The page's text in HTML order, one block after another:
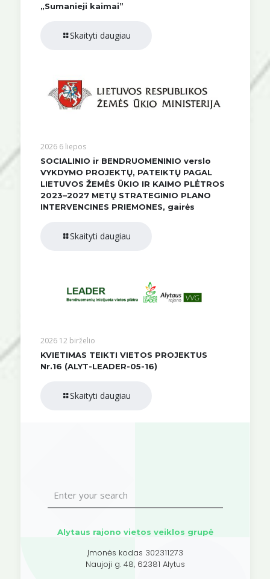
„Sumanieji kaimai”
Skaityti daugiau
2026 6 liepos
SOCIALINIO ir BENDRUOMENINIO verslo
VYKDYMO PROJEKTŲ, PATEIKTŲ PAGAL
LIETUVOS ŽEMĖS ŪKIO IR KAIMO PLĖTROS
2023–2027 METŲ STRATEGINIO PLANO
INTERVENCINES PRIEMONES, gairės
Skaityti daugiau
2026 12 birželio
KVIETIMAS TEIKTI VIETOS PROJEKTUS
Nr.16 (ALYT-LEADER-05-16)
Skaityti daugiau
Alytaus rajono vietos veiklos grupė
Įmonės kodas 302311273
Naujoji g. 48, 62381 Alytus